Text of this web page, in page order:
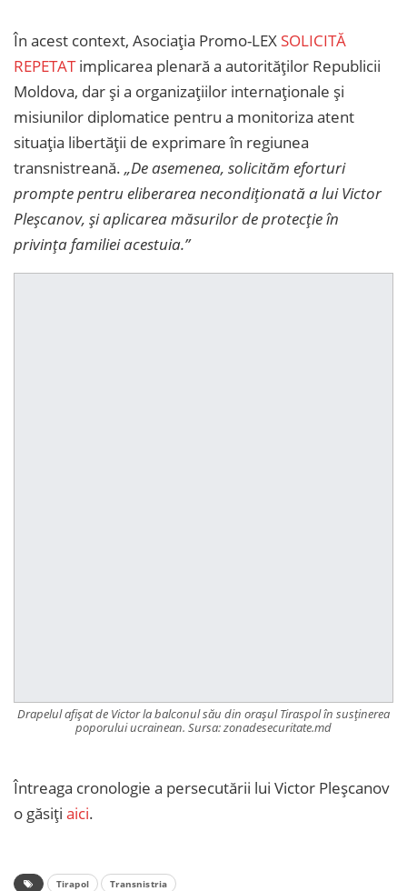
În acest context, Asociația Promo-LEX SOLICITĂ
REPETATimplicarea plenară a autorităților Republicii
Moldova, dar și a organizațiilor internaționale și
misiunilor diplomatice pentru a monitoriza atent
situația libertății de exprimare în regiunea
transnistreană. „De asemenea, solicităm eforturi
prompte pentru eliberarea necondiționată a lui Victor
Pleșcanov, și aplicarea măsurilor de protecție în
privința familiei acestuia.”
Drapelul afișat de Victor la balconul său din orașul Tiraspol în susținerea
poporului ucrainean. Sursa: zonadesecuritate.md
Întreaga cronologie a persecutării lui Victor Pleșcanov
o găsiți aici.
Tirapol Transnistria